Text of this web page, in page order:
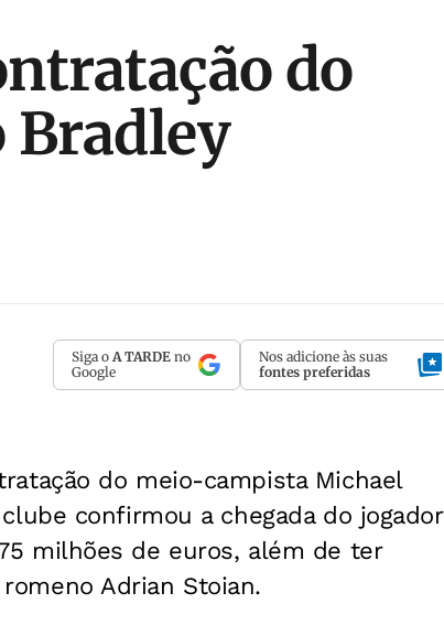
do
Siga o A TARDE no
Google
Nos adicione às suas
fontes preferidas
do meio-campista Michael
confirmou a chegada do jogador
milhões de euros, além de ter
Adrian Stoian.